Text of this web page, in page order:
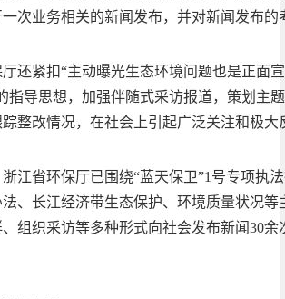
次业务相关的新闻发布，并对新闻发布的
还紧扣“主动曝光生态环境问题也是正面
指导思想，加强伴随式采访报道，策划主
整改情况，在社会上引起广泛关注和极大
江省环保厅已围绕“蓝天保卫”1号专项执
、长江经济带生态保护、环境质量状况等
组织采访等多种形式向社会发布新闻30